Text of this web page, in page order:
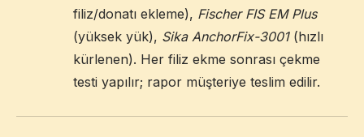
filiz/donatı ekleme), Fischer FIS EM Plus
(yüksek yük), Sika AnchorFix-3001(hızlı
kürlenen). Her filiz ekme sonrası çekme
testi yapılır; rapor müşteriye teslim edilir.